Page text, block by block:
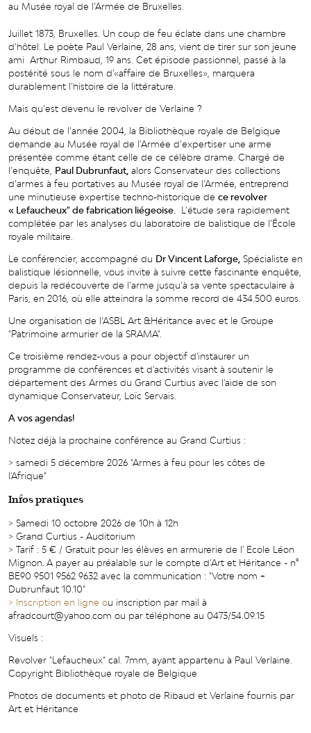
au Musée royal de l’Armée de Bruxelles.
Juillet 1873, Bruxelles. Un coup de feu éclate dans une chambre
d’hôtel. Le poète Paul Verlaine, 28 ans, vient de tirer sur son jeune
ami Arthur Rimbaud, 19 ans. Cet épisode passionnel, passé à la
postérité sous le nom d’«affaire de Bruxelles», marquera
durablement l’histoire de la littérature.
Mais qu’est devenu le revolver de Verlaine ?
Au début de l’année 2004, la Bibliothèque royale de Belgique
demande au Musée royal de l’Armée d’expertiser une arme
présentée comme étant celle de ce célèbre drame. Chargé de
l’enquête, Paul Dubrunfaut, alors Conservateur des collections
d’armes à feu portatives au Musée royal de l’Armée, entreprend
une minutieuse expertise techno-historique de ce revolver
« Lefaucheux" de fabrication liégeoise.
L’étude sera rapidement
complétée par les analyses du laboratoire de balistique de l’École
royale militaire.
Le conférencier, accompagné du Dr Vincent Laforge, Spécialiste en
balistique lésionnelle, vous invite à suivre cette fascinante enquête,
depuis la redécouverte de l’arme jusqu’à sa vente spectaculaire à
Paris, en 2016, où elle atteindra la somme record de 434.500 euros.
Une organisation de l’ASBL Art &Héritance avec et le Groupe
"Patrimoine armurier de la SRAMA".
Ce troisième rendez-vous a pour objectif d'instaurer un
programme de conférences et d'activités visant à soutenir le
département des Armes du Grand Curtius avec l'aide de son
dynamique Conservateur, Loïc Servais.
A vos agendas!
Notez déjà la prochaine conférence au Grand Curtius :
> samedi 5 décembre 2026 "Armes à feu pour les côtes de
l'Afrique"
Infos pratiques
> Samedi 10 octobre 2026 de 10h à 12h
> Grand Curtius - Auditorium
> Tarif : 5 € / Gratuit pour les élèves en armurerie de l' Ecole Léon
Mignon.A payer au préalable sur le compte d’Art et Héritance - n°
BE90 9501 9562 9632 avec la communication : "Votre nom +
Dubrunfaut 10.10"
> Inscription en ligne ou inscription par mail à
afradcourt@yahoo.com ou par téléphone au 0473/54.09.15
Visuels :
Revolver "Lefaucheux" cal. 7mm, ayant appartenu à Paul Verlaine.
Copyright Bibliothèque royale de Belgique
Photos de documents et photo de Ribaud et Verlaine fournis par
Art et Héritance